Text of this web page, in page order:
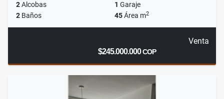
2Alcobas 1 Garaje
2 Baños 45Área m2
Venta
$245.000.000COP